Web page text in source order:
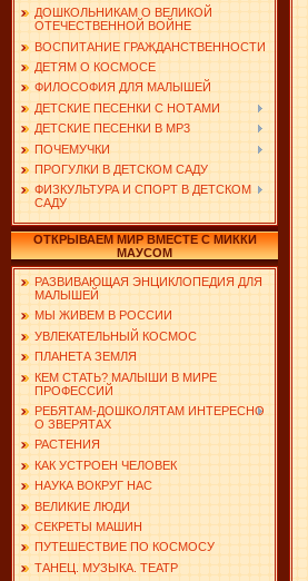
ДОШКОЛЬНИКАМ О ВЕЛИКОЙ
ОТЕЧЕСТВЕННОЙ ВОЙНЕ
ВОСПИТАНИЕ ГРАЖДАНСТВЕННОСТИ
ДЕТЯМ О КОСМОСЕ
ФИЛОСОФИЯ ДЛЯ МАЛЫШЕЙ
ДЕТСКИЕ ПЕСЕНКИ С НОТАМИ
ДЕТСКИЕ ПЕСЕНКИ В MP3
ПОЧЕМУЧКИ
ПРОГУЛКИ В ДЕТСКОМ САДУ
ФИЗКУЛЬТУРА И СПОРТ В ДЕТСКОМ
САДУ
ОТКРЫВАЕМ МИР ВМЕСТЕ С МИККИ
МАУСОМ
РАЗВИВАЮЩАЯ ЭНЦИКЛОПЕДИЯ ДЛЯ
МАЛЫШЕЙ
МЫ ЖИВЕМ В РОССИИ
УВЛЕКАТЕЛЬНЫЙ КОСМОС
ПЛАНЕТА ЗЕМЛЯ
КЕМ СТАТЬ? МАЛЫШИ В МИРЕ
ПРОФЕССИЙ
РЕБЯТАМ-ДОШКОЛЯТАМ ИНТЕРЕСНО
О ЗВЕРЯТАХ
РАСТЕНИЯ
КАК УСТРОЕН ЧЕЛОВЕК
НАУКА ВОКРУГ НАС
ВЕЛИКИЕ ЛЮДИ
СЕКРЕТЫ МАШИН
ПУТЕШЕСТВИЕ ПО КОСМОСУ
ТАНЕЦ. МУЗЫКА. ТЕАТР